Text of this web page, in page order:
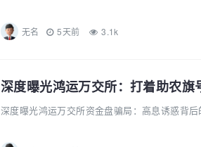
无名 5天前 3.1k
深度曝光鸿运万交所资金盘骗局：高息诱惑背